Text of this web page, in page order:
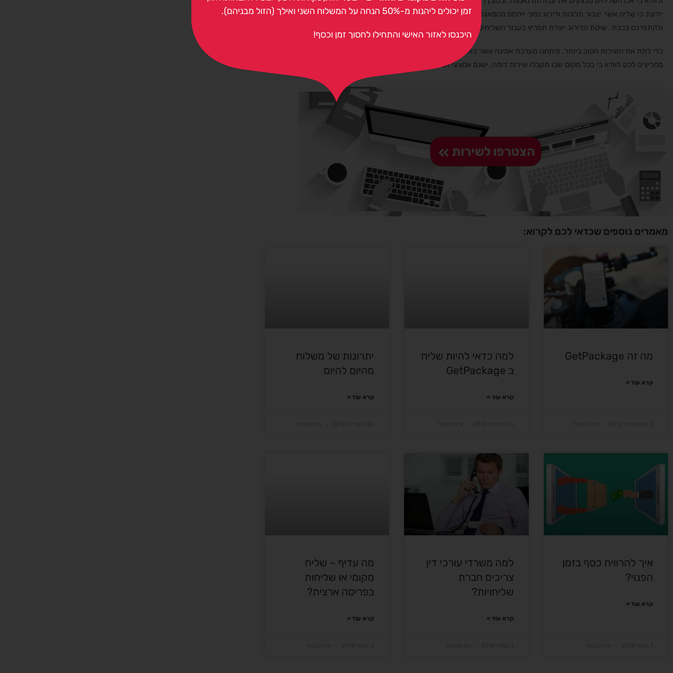
יודעת כי שליח אשר יצבור תלונות ודירוג נמוך ייחסם מהמאגר, ולא יוכל לבצע משלוחים נוספים. מנגד, שליחים טובים יוכלו להמשיך
ולהתפרנס בכבוד. שיטת הדירוג יוצרת תמריץ בעבור השליחים לספק את השירות הטוב ביותר.
כדי לתת את השירות הטוב ביותר, פיתחנו מערכת אמינה אשר כוללת בתוכה מספר אמצעים מובנים להגנה עליכם, הלקוחות. ואנו
ממליצים לכם לוודא כי בכל מקום שבו תקבלו שירות דומה, ישנם אמצעי אבטחה דומים.
הצטרפו לשירות
מאמרים נוספים שכדאי לכם לקרוא:
מה זה GetPackage
קרא עוד »
למה כדאי להיות שליח
ב GetPackage
קרא עוד »
יתרונות של משלוח
מהיום להיום
קרא עוד »
איך להרוויח כסף בזמן
הפנוי?
קרא עוד »
למה משרדי עורכי דין
צריכים חברת
שליחויות?
קרא עוד »
מה עדיף – שליח
מקומי או שליחות
בפריסה ארצית?
קרא עוד »
זמן יכולים ליהנות מ-50% הנחה על המשלוח השני ואילך (הזול מבניהם).
היכנסו לאזור האישי והתחילו לחסוך זמן וכסף!